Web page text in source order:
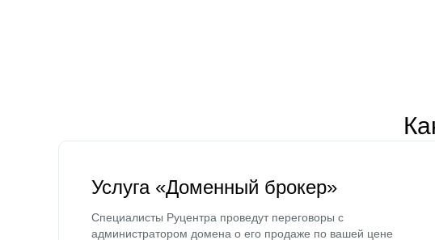
Услуга «Доменный брокер»
Специалисты Руцентра проведут переговоры с
администратором домена о его продаже по вашей цене